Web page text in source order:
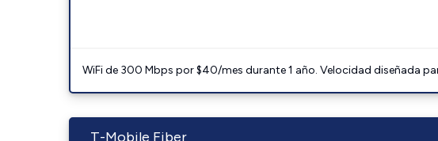
WiFi de 300 Mbps por $40/mes durante 1 año. Velocidad diseñada
T-Mobile Fiber